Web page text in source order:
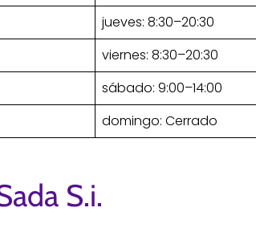
jueves: 8:30–20:30
viernes: 8:30–20:30
sábado: 9:00–14:00
domingo: Cerrado
S.i.